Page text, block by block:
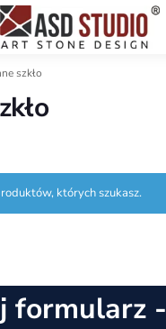
szkło
których szukasz.
formularz -